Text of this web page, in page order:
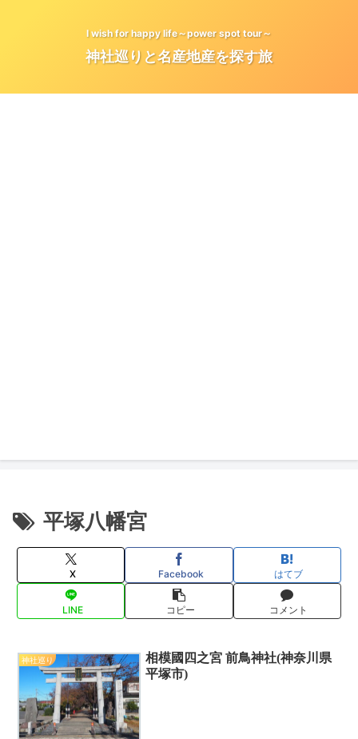
I wish for happy life～power spot tour～
神社巡りと名産地産を探す旅
平塚八幡宮
X Facebook はてブ
LINE コピー コメント
神社巡り
相模國四之宮 前鳥神社(神奈川県
平塚市)